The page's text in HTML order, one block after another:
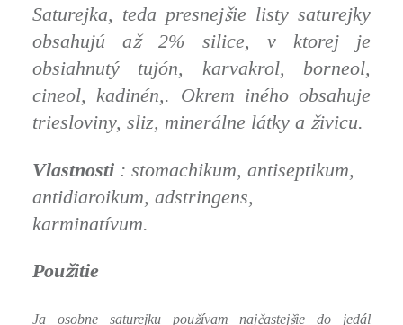
Saturejka, teda presnejšie listy saturejky
obsahujú až2% silice, v ktorej je
obsiahnutý tujón, karvakrol, borneol,
cineol, kadinén,. Okrem iného obsahuje
triesloviny, sliz, minerálne látky a živicu.
Vlastnosti: stomachikum, antiseptikum,
antidiaroikum, adstringens,
karminatívum.
Použitie
Ja osobne saturejku používam najčastejšie do jedál